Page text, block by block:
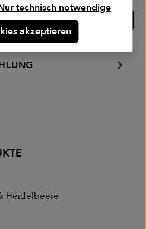
technisch notwendige
akzeptieren